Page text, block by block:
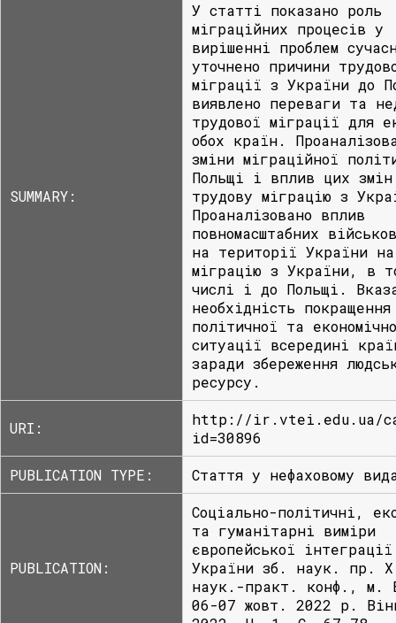
SUMMARY:
У статті показано роль
міграційних процесів у
вирішенні проблем
уточнено причини
міграції з України до
виявлено переваги та
трудової міграції для
обох країн.
зміни міграційної
Польщі і вплив цих
трудову міграцію з
Проаналізовано вплив
повномасштабних
на території України на
міграцію з України, в
числі і до Польщі.
необхідність покращення
політичної та
ситуації всередині
заради збереження
ресурсу.
URI:
http://ir.vtei.edu.ua/
id=30896
PUBLICATION TYPE:
Стаття у нефаховому
PUBLICATION:
Соціально-політичні,
та гуманітарні виміри
європейської інтеграції
України зб. наук. пр. Х
наук.-практ. конф., м.
06-07 жовт. 2022 р.